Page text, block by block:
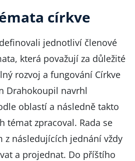
církve
jednotliví členové
která považují za důležité
rozvoj a fungování Církve
Drahokoupil navrhl
oblastí a následně takto
témat zpracoval. Rada se
z následujících jednání vždy
a projednat. Do příštího